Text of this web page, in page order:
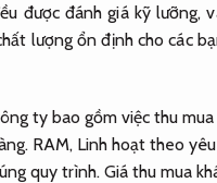
được đánh giá kỹ lưỡng,
lượng ổn định cho các
ty bao gồm việc thu
RAM, Linh hoạt theo yêu
quy trình. Giá thu mua